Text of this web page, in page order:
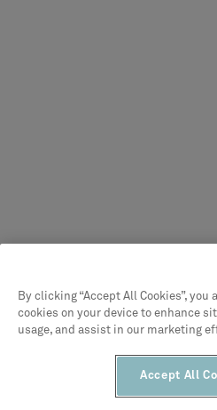
By clicking “Accept All Cookies”, you
cookies on your device to enhance
usage, and assist in our marketing
Accept All